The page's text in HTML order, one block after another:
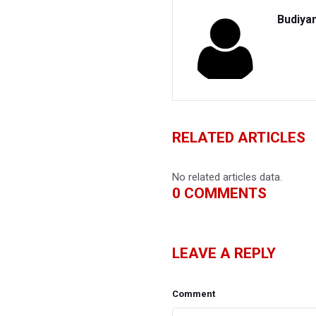
RELATED ARTICLES
No related articles data.
0 COMMENTS
LEAVE A REPLY
Comment